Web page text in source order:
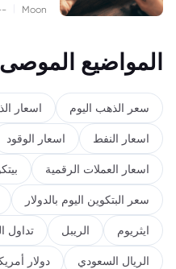
Moon
المواضيع الموصى
سعر الذهب اليوم اسعار
اسعار النفط اسعار الوقود
اسعار العملات الرقمية
سعر البتكوين اليوم بالدولار
ايثريوم الريبل تداول
الريال السعودي دولار